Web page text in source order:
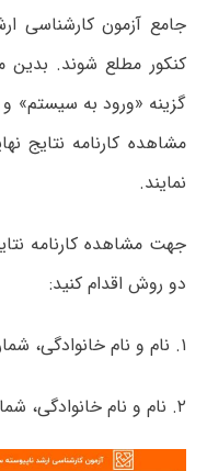
کنکور مطلع شوند. بدین
گزینه «ورود به سیستم» و
مشاهده کارنامه نتایج
نمایند.
جهت مشاهده کارنامه
دو روش اقدام کنید:
۱. نام و نام خانوادگی، شماره داوطلبی و شماره شناسنامه
۲. نام و نام خانوادگی، شماره شناسنامه و شماره پرونده